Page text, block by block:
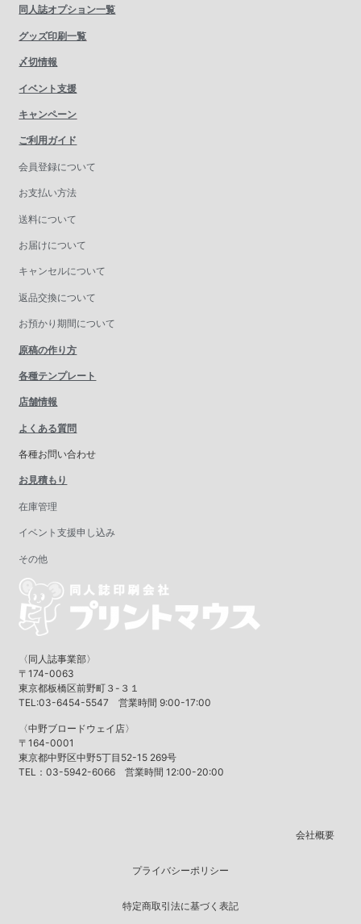
同人誌オプション一覧
グッズ印刷一覧
〆切情報
イベント支援
キャンペーン
ご利用ガイド
会員登録について
お支払い方法
送料について
お届けについて
キャンセルについて
返品交換について
お預かり期間について
原稿の作り方
各種テンプレート
店舗情報
よくある質問
各種お問い合わせ
お見積もり
在庫管理
イベント支援申し込み
その他
〈同人誌事業部〉
〒174-0063
東京都板橋区前野町３-３１
TEL:03-6454-5547 営業時間 9:00-17:00
〈中野ブロードウェイ店〉
〒164-0001
東京都中野区中野5丁目52-15 269号
TEL：03-5942-6066 営業時間 12:00-20:00
会社概要
プライバシーポリシー
特定商取引法に基づく表記